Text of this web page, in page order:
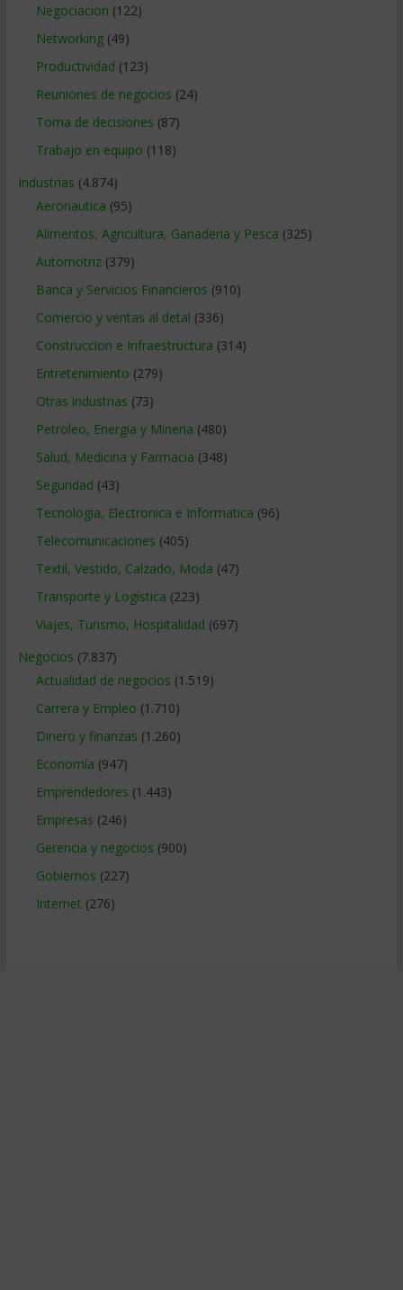
Negociacion (122)
Networking(49)
Productividad (123)
Reuniones de negocios (24)
Toma de decisiones (87)
Trabajo en equipo (118)
Industrias (4.874)
Aeronautica (95)
Alimentos, Agricultura, Ganaderia y Pesca (325)
Automotriz(379)
Banca y Servicios Financieros (910)
Comercio y ventas al detal (336)
Construccion e Infraestructura (314)
Entretenimiento (279)
Otras industrias (73)
Petroleo, Energia y Mineria (480)
Salud, Medicina y Farmacia (348)
Seguridad (43)
Tecnologia, Electronica e Informatica (96)
Telecomunicaciones (405)
Textil, Vestido, Calzado, Moda (47)
Transporte y Logistica (223)
Viajes, Turismo, Hospitalidad (697)
Negocios (7.837)
Actualidad de negocios (1.519)
Carrera y Empleo (1.710)
Dinero y finanzas (1.260)
Economía (947)
Emprendedores (1.443)
Empresas (246)
Gerencia y negocios (900)
Gobiernos (227)
Internet (276)